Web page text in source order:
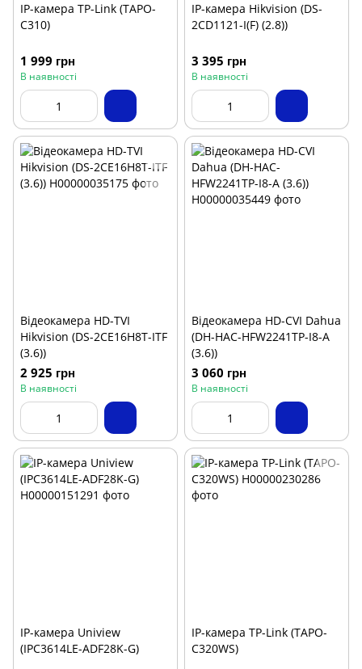
IP-камера TP-Link (TAPO-
C310)
1 999 грн
В наявності
IP-камера Hikvision (DS-
2CD1121-I(F) (2.8))
3 395 грн
В наявності
Відеокамера HD-TVI
Hikvision (DS-2CE16H8T-ITF
(3.6))
2 925 грн
В наявності
Відеокамера HD-CVI Dahua
(DH-HAC-HFW2241TP-I8-A
(3.6))
3 060 грн
В наявності
IP-камера Uniview
(IPC3614LE-ADF28K-G)
IP-камера TP-Link (TAPO-
C320WS)